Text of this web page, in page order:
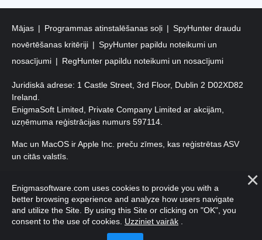
Mājas Programmas atinstalēšanas soļi
SpyHunter draudu
novērtēšanas kritēriji
SpyHunter papildu noteikumi un
nosacījumi
RegHunter papildu noteikumi un nosacījumi
Juridiskā adrese: 1 Castle Street, 3rd Floor, Dublin 2 D02XD82
Ireland.
EnigmaSoft Limited, Private Company Limited ar akcijām,
uzņēmuma reģistrācijas numurs 597114.
Mac un MacOS ir Apple Inc. preču zīmes, kas reģistrētas ASV
un citās valstīs.
aizsargātas.
Enigmasoftware.com uses cookies to provide you with a
better browsing experience and analyze how users navigate
and utilize the Site. By using this Site or clicking on "OK", you
consent to the use of cookies. Uzziniet vairāk